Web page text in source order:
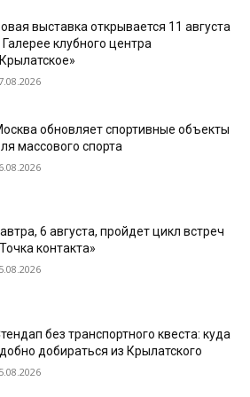
выставка открывается 11 августа
Галерее клубного центра
обновляет спортивные объекты
массового спорта
6 августа, пройдет цикл встреч
контакта»
без транспортного квеста: куда
добираться из Крылатского